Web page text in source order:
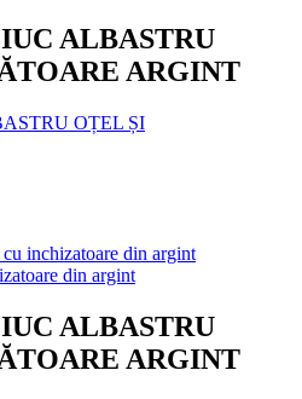
ALBASTRU
ARGINT
OȚEL ȘI
ALBASTRU
ARGINT